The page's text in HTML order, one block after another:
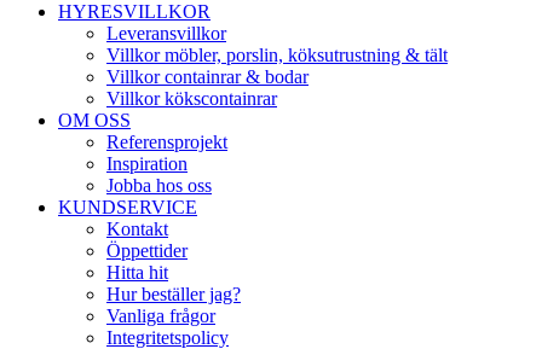
HYRESVILLKOR
Leveransvillkor
Villkor möbler, porslin, köksutrustning & tält
Villkor containrar & bodar
Villkor kökscontainrar
OM OSS
Referensprojekt
Inspiration
Jobba hos oss
KUNDSERVICE
Kontakt
Öppettider
Hitta hit
Hur beställer jag?
Vanliga frågor
Integritetspolicy